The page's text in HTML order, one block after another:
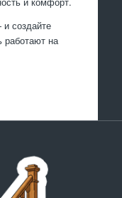
создайте
работают на